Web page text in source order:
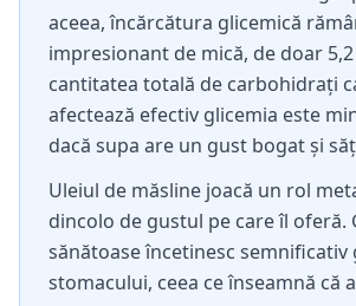
aceea, încărcătura glicemică
impresionant de mică, de doar
cantitatea totală de carbohidrați
afectează efectiv glicemia este
dacă supa are un gust bogat și
Uleiul de măsline joacă un rol
dincolo de gustul pe care îl oferă.
sănătoase încetinesc semnificativ
stomacului, ceea ce înseamnă că